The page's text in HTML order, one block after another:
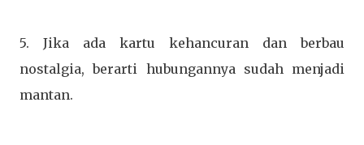
5. Jika ada kartu kehancuran dan berbau
nostalgia, berarti hubungannya sudah menjadi
mantan.